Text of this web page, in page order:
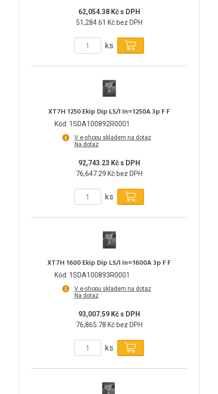
62,054.38 Kč s DPH
51,284.61 Kč bez DPH
ks
XT7H 1250 Ekip Dip LS/I In=1250A 3p F F
Kód: 1SDA100892R0001
V e-shopu skladem na dotaz
Na dotaz
92,743.23 Kč s DPH
76,647.29 Kč bez DPH
ks
XT7H 1600 Ekip Dip LS/I In=1600A 3p F F
Kód: 1SDA100893R0001
V e-shopu skladem na dotaz
Na dotaz
93,007.59 Kč s DPH
76,865.78 Kč bez DPH
ks